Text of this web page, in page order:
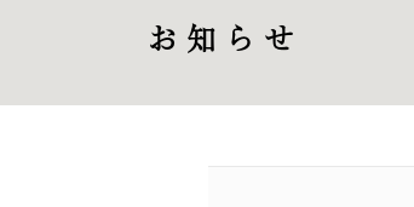
お 知 ら せ